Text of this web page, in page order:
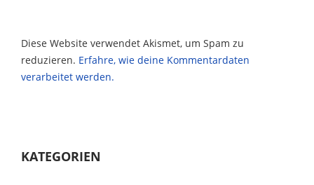
Diese Website verwendet Akismet, um Spam zu
reduzieren. Erfahre, wie deine Kommentardaten
verarbeitet werden.
KATEGORIEN